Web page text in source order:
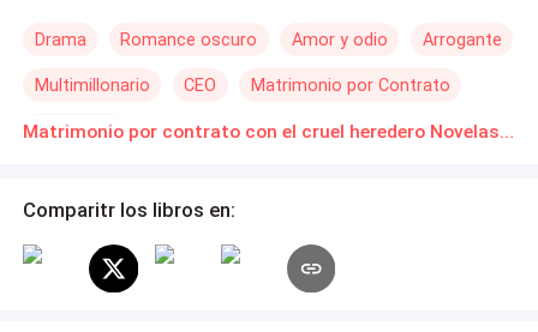
derrama accidentalmente agua sobre un invitado
Virelli. El agua desencadena su dolorosa alergia frente a
todos. Dante, quien es el hijo de la amante de su padre,
Mirabel un trato: quedarse con él solo por noventa días y
comienza como un arreglo frío en su lujoso penthouse
lentamente se convierte en un matrimonio contractual
Drama Romance oscuro Amor y odio Arrogante
Multimillonario CEO Matrimonio por Contrato
Dramático Matrimonio por contrato con el cruel heredero Novelas Online Descarga gratuita de PDF
Comparitr los libros en: